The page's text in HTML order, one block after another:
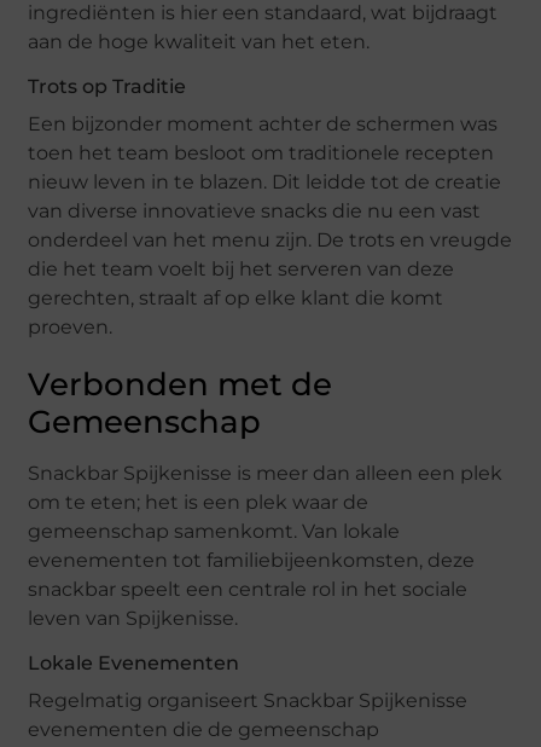
ingrediënten is hier een standaard, wat bijdraagt
aan de hoge kwaliteit van het eten.
Trots op Traditie
Een bijzonder moment achter de schermen was
toen het team besloot om traditionele recepten
nieuw leven in te blazen. Dit leidde tot de creatie
van diverse innovatieve snacks die nu een vast
onderdeel van het menu zijn. De trots en vreugde
die het team voelt bij het serveren van deze
gerechten, straalt af op elke klant die komt
proeven.
Verbonden met de
Gemeenschap
Snackbar Spijkenisse is meer dan alleen een plek
om te eten; het is een plek waar de
gemeenschap samenkomt. Van lokale
evenementen tot familiebijeenkomsten, deze
snackbar speelt een centrale rol in het sociale
leven van Spijkenisse.
Lokale Evenementen
Regelmatig organiseert Snackbar Spijkenisse
evenementen die de gemeenschap